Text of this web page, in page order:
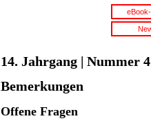
14. Jahrgang | Nummer
Bemerkungen
Offene Fragen